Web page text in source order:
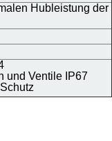
Hub­leistung der
und Ventile IP67